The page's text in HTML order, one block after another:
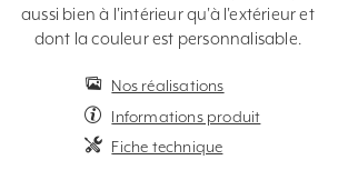
aussi bien à l'intérieur qu'à l'extérieur et
dont la couleur est personnalisable.
Nos réalisations
Informations produit
Fiche technique